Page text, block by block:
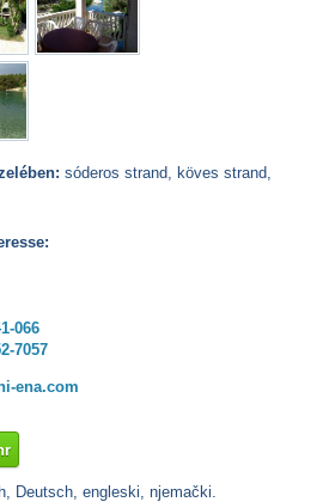
sóderos strand, köves strand,
066
7057
ena.com
Deutsch, engleski, njemački.